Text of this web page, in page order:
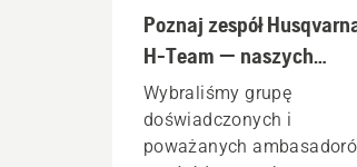
Poznaj zespół
H-Team — naszych
najbardziej
wymagających
użytkowników
Wybraliśmy grupę
doświadczonych i
poważanych